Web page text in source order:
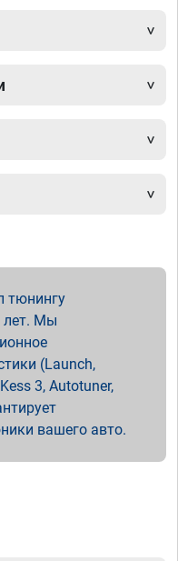
тюнингу
лет. Мы
(Launch,
3, Autotuner,
вашего авто.